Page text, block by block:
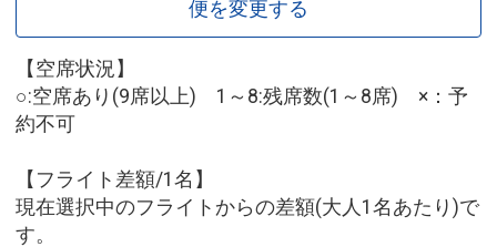
便を変更する
【空席状況】
○:空席あり(9席以上) 1～8:残席数(1～8席) ×：予
約不可
【フライト差額/1名】
現在選択中のフライトからの差額(大人1名あたり)で
す。